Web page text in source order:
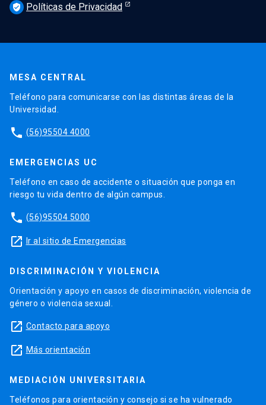
verified_user Políticas de Privacidad
MESA CENTRAL
Teléfono para comunicarse con las distintas áreas de la
Universidad.
phone (56)95504 4000
EMERGENCIAS UC
Teléfono en caso de accidente o situación que ponga en
riesgo tu vida dentro de algún campus.
phone (56)95504 5000
launch Ir al sitio de Emergencias
DISCRIMINACIÓN Y VIOLENCIA
Orientación y apoyo en casos de discriminación, violencia de
género o violencia sexual.
launch Contacto para apoyo
launch Más orientación
MEDIACIÓN UNIVERSITARIA
Teléfonos para orientación y consejo si se ha vulnerado